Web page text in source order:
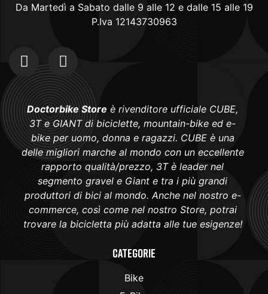
Da Martedì a Sabato dalle 9 alle 12 e dalle 15 alle 19
P.Iva 12143730963
Doctorbike Store è rivenditore ufficiale CUBE,
3T e GIANT di biciclette, mountain-bike ed e-
bike per uomo, donna e ragazzi. CUBE è una
delle migliori marche al mondo con un eccellente
rapporto qualità/prezzo, 3T è leader nel
segmento gravel e Giant e tra i più grandi
produttori di bici al mondo. Anche nel nostro e-
commerce, così come nel nostro Store, potrai
trovare la bicicletta più adatta alle tue esigenze!
Categorie
Bike